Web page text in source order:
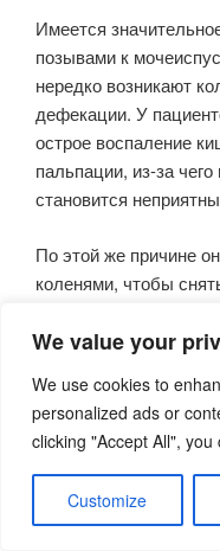
We value your
We use cookies to
personalized ads or
clicking "Accept All",
Customize
Имеется
позывами к
нередко возникают
дефекации. У
острое воспаление
пальпации, из-за
становится
По этой же причине
коленями, чтобы
ослабевают от
живот.
Существенное
заключается в том,
такого страха